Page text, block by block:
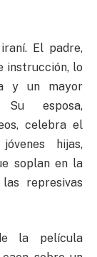
El padre,
instrucción, lo
y un mayor
esposa,
celebra el
hijas,
soplan en la
represivas
la película